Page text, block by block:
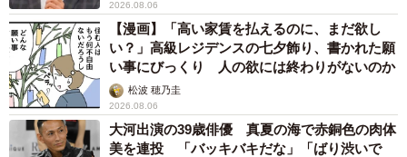
2026.08.06
【漫画】「高い家賃を払えるのに、まだ欲し
い？」高級レジデンスの七夕飾り、書かれた願
い事にびっくり 人の欲には終わりがないのか
松波 穂乃圭
2026.08.06
大河出演の39歳俳優 真夏の海で赤銅色の肉体
美を連投 「バッキバキだな」「ばり渋いで